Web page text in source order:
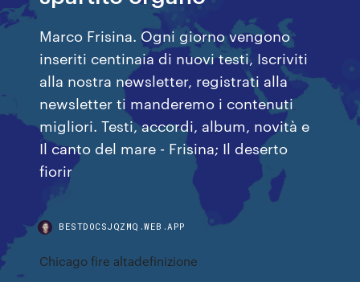
Marco Frisina. Ogni giorno vengono
inseriti centinaia di nuovi testi, Iscriviti
alla nostra newsletter, registrati alla
newsletter ti manderemo i contenuti
migliori. Testi, accordi, album, novità e
Il canto del mare - Frisina; Il deserto
fiorir
BESTDOCSJQZMQ.WEB.APP
Chicago fire altadefinizione